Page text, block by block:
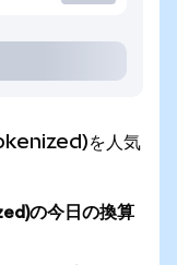
を人気
の今日の換算